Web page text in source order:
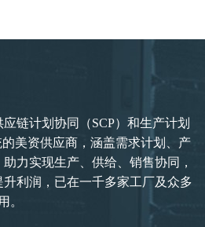
链计划协同（SCP）和生产计划
美资供应商，涵盖需求计划、产
力实现生产、供给、销售协同，
利润，已在一千多家工厂及众多
。